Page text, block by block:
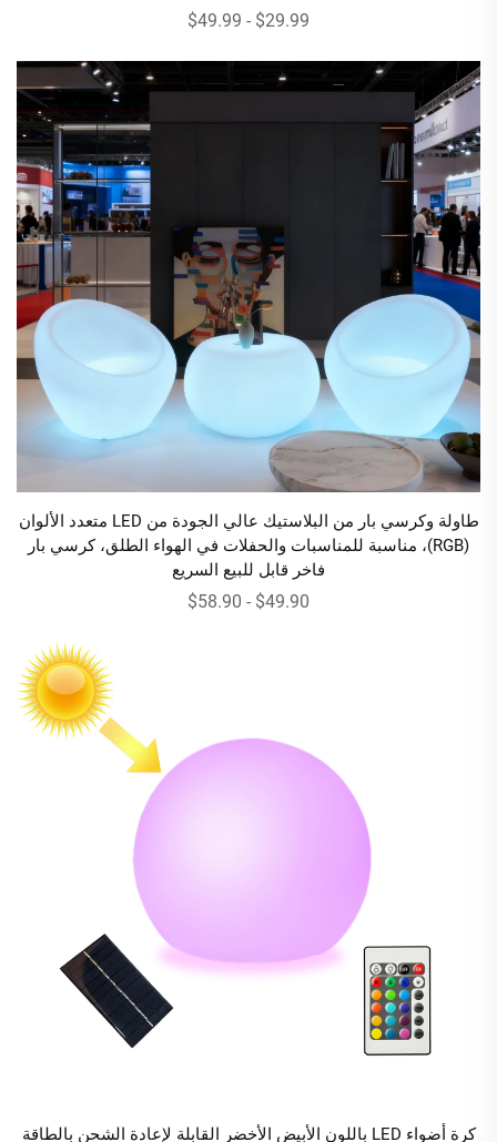
$29.99 - $49.99
طاولة وكرسي بار من البلاستيك عالي الجودة من LED متعدد الألوان
(RGB)، مناسبة للمناسبات والحفلات في الهواء الطلق، كرسي بار
فاخر قابل للبيع السريع
$49.90 - $58.90
كرة أضواء LED باللون الأبيض الأخضر القابلة لإعادة الشحن بالطاقة